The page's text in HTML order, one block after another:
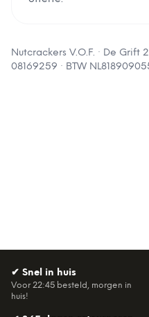
Nutcrackers V.O.F. · De Grift
08169259 · BTW
✔ Snel in huis
Voor 22:45 besteld, morgen in
huis!